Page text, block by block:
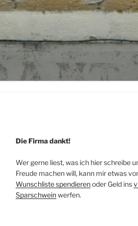
Die Firma dankt!
Wer gerne liest, was ich hier schreibe
Freude machen will, kann mir etwas
Wunschliste spendierenoder Geld ins
Sparschweinwerfen.